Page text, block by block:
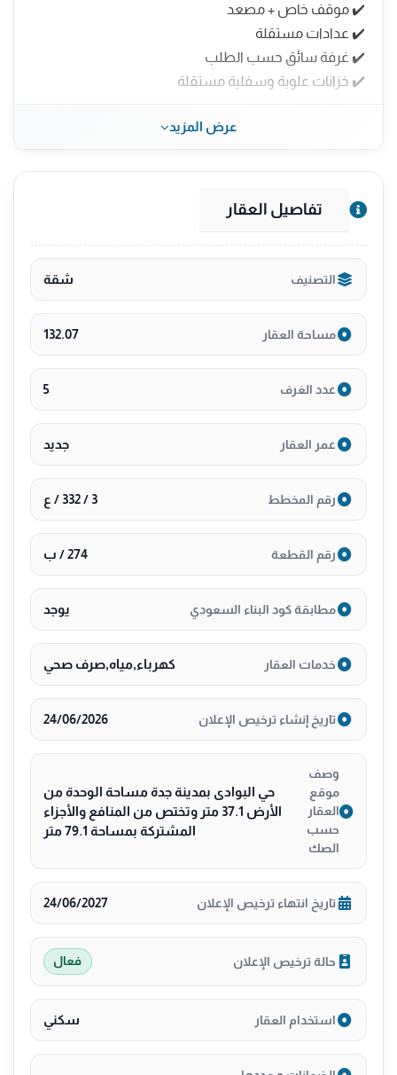
✔️ موقف خاص + مصعد
✔️ عدادات مستقلة
✔️ غرفة سائق حسب الطلب
✔️ خزانات علوية وسفلية مستقلة
-----------------------------------------------------
عرض المزيد
تفاصيل العقار
التصنيف شقة
مساحة العقار 132.07
عدد الغرف 5
عمر العقار جديد
رقم المخطط 3 / 332 / ع
رقم القطعة 274 / ب
مطابقة كود البناء السعودي يوجد
خدمات العقار كهرباء,مياه,صرف صحي
تاريخ إنشاء ترخيص الإعلان 24/06/2026
وصف
موقع
العقار
حسب
الصك
حي البوادى بمدينة جدة مساحة الوحدة من
الأرض 37.1 متر وتختص من المنافع والأجزاء
المشتركة بمساحة 79.1 متر
تاريخ انتهاء ترخيص الإعلان 24/06/2027
حالة ترخيص الإعلان فعال
استخدام العقار سكني